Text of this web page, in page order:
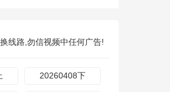
线路,勿信视频中任何广告!
20260408下